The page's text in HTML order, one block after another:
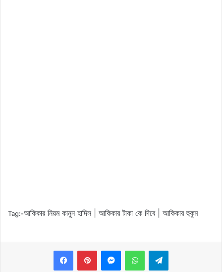
Tag:-আকিকার নিয়ম কানুন হাদিস | আকিকার টাকা কে দিবে | আকিকার হুকুম
MessengerWhatsAppTelegram